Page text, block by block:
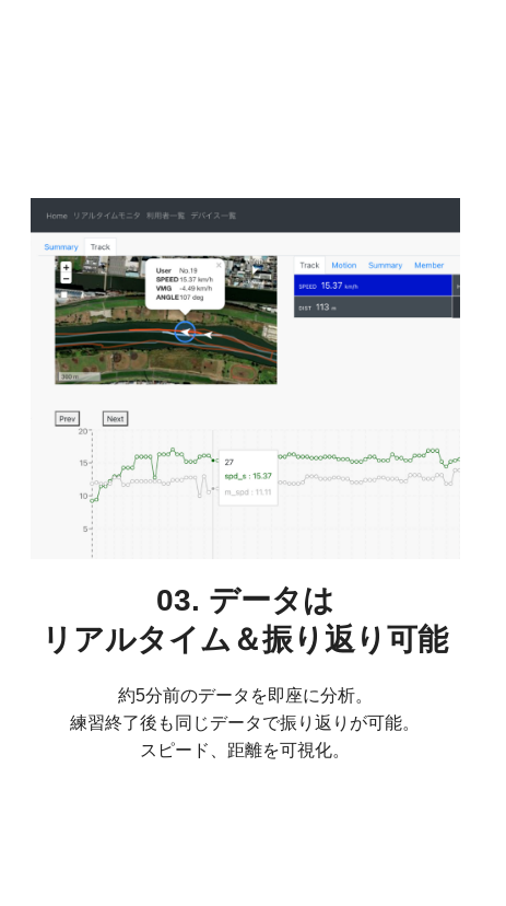
03. データは
リアルタイム＆振り返り可能
約5分前のデータを即座に分析。
練習終了後も同じデータで振り返りが可能。
スピード、距離を可視化。